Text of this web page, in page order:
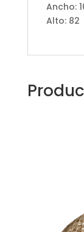
Ancho:
Alto: 82